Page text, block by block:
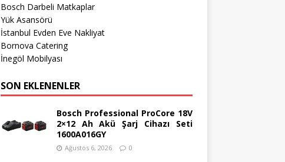
Bosch Darbeli Matkaplar
Yük Asansörü
İstanbul Evden Eve Nakliyat
Bornova Catering
İnegöl Mobilyası
SON EKLENENLER
Bosch Professional ProCore 18V
2×12 Ah Akü Şarj Cihazı Seti
1600A016GY
Ağustos 6, 2026 0